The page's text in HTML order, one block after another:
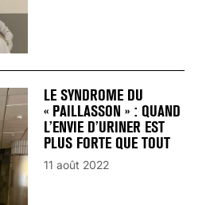
LE SYNDROME DU
« PAILLASSON » : QUAND
L’ENVIE D’URINER EST
PLUS FORTE QUE TOUT
11 août 2022